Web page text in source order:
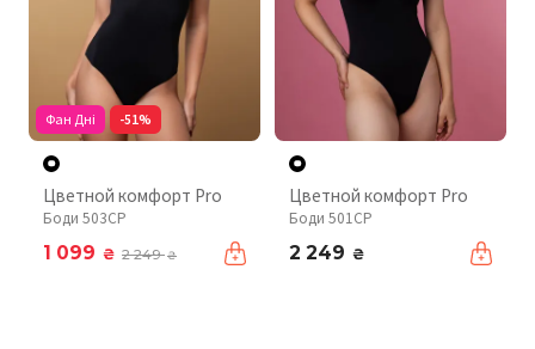
Фан Дні -51%
Цветной комфорт Pro
Боди 503CP
1 099 ₴ 2 249₴
Цветной комфорт Pro
Боди 501CP
2 249 ₴